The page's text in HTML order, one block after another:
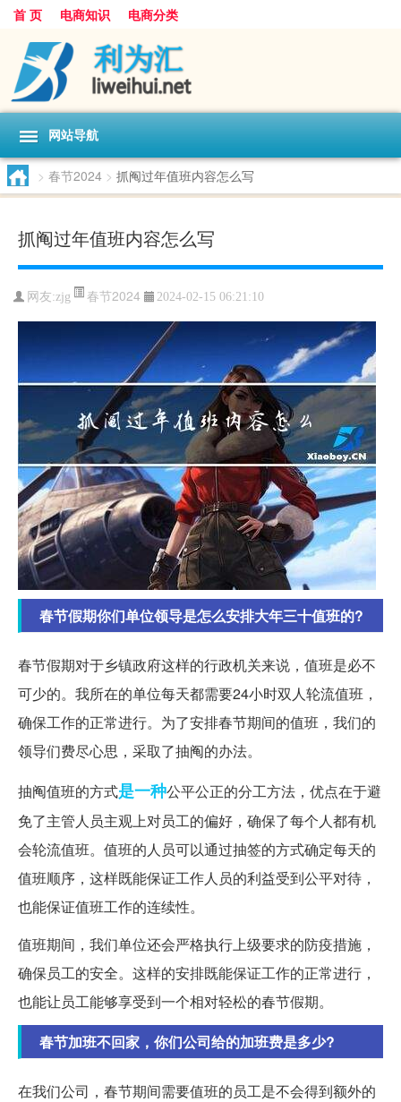
首 页 电商知识 电商分类
网站导航
> 春节2024 > 抓阄过年值班内容怎么写
抓阄过年值班内容怎么写
网友:zjg 春节2024 2024-02-15 06:21:10
春节假期你们单位领导是怎么安排大年三十值班的?
春节假期对于乡镇政府这样的行政机关来说，值班是必不
可少的。我所在的单位每天都需要24小时双人轮流值班，
确保工作的正常进行。为了安排春节期间的值班，我们的
领导们费尽心思，采取了抽阄的办法。
抽阄值班的方式是一种公平公正的分工方法，优点在于避
免了主管人员主观上对员工的偏好，确保了每个人都有机
会轮流值班。值班的人员可以通过抽签的方式确定每天的
值班顺序，这样既能保证工作人员的利益受到公平对待，
也能保证值班工作的连续性。
值班期间，我们单位还会严格执行上级要求的防疫措施，
确保员工的安全。这样的安排既能保证工作的正常进行，
也能让员工能够享受到一个相对轻松的春节假期。
春节加班不回家，你们公司给的加班费是多少?
在我们公司，春节期间需要值班的员工是不会得到额外的